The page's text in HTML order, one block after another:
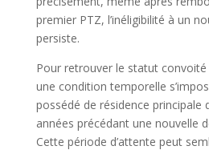
premier PTZ, l’inéligibilité à un
persiste.
Pour retrouver le statut
une condition temporelle
possédé de résidence principale
années précédant une nouvelle
Cette période d’attente peut